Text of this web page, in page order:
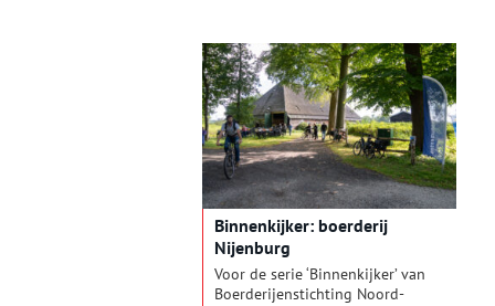
Binnenkijker: boerderij
Nijenburg
Voor de serie ‘Binnenkijker’ van
Boerderijenstichting Noord-